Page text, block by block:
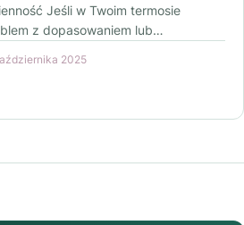
Jeśli w Twoim termosie
z dopasowaniem lub…
2025